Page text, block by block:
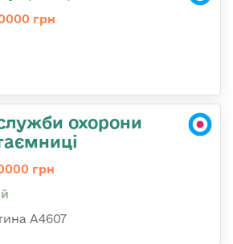
грн
охорони
грн
А4607